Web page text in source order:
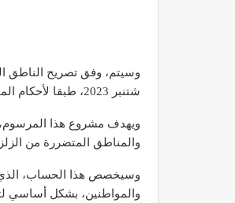
شتنبر 2023، طبقا لأحكام المادة 26 من القانون التنظيمي رقم 130.13 لقانون المالية.
ويهدف مشروع هذا المرسوم،
والمناطق المتضررة من
وسيخصص هذا الحساب، الذي
والمواطنين، بشكل أساسي